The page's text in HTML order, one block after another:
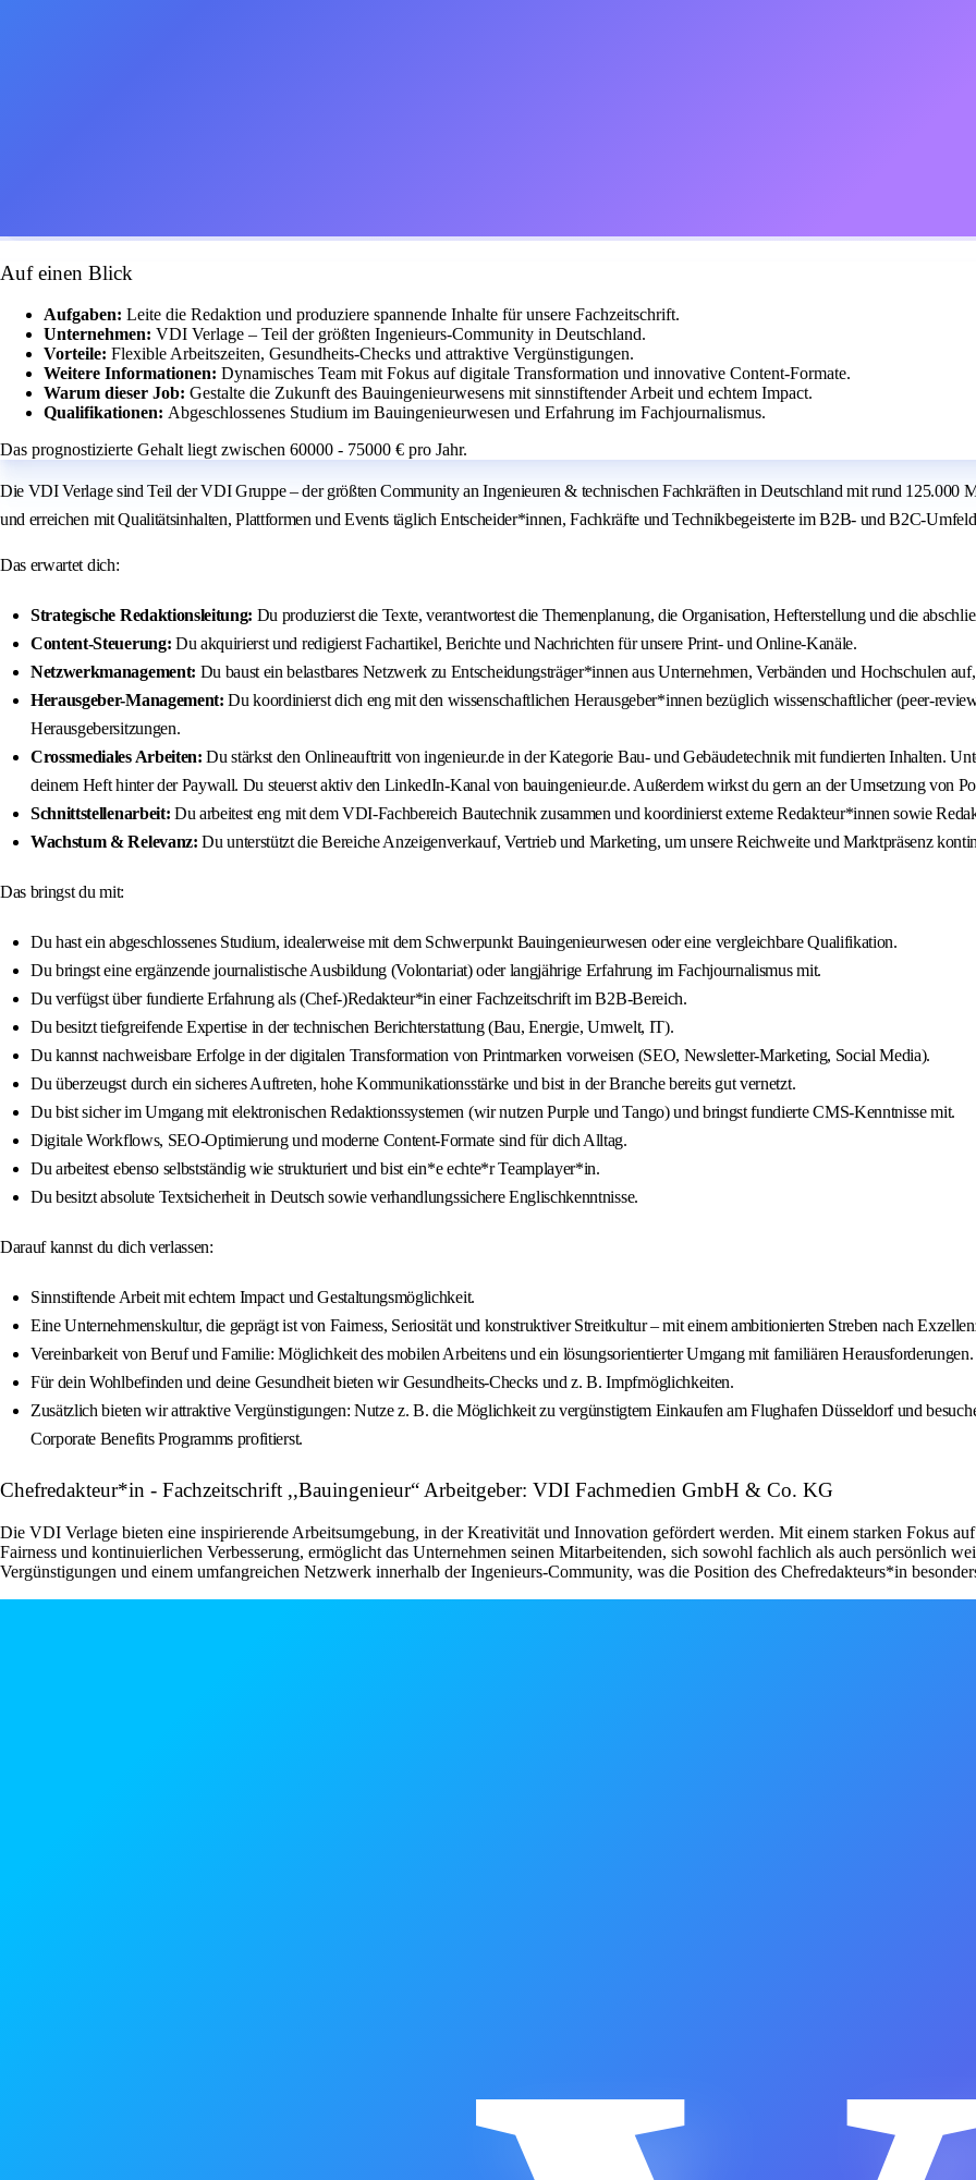
Auf einen Blick
Aufgaben: Leite die Redaktion und produziere spannende Inhalte für unsere Fachzeitschrift.
Unternehmen: VDI Verlage – Teil der größten Ingenieurs-Community in Deutschland.
Vorteile: Flexible Arbeitszeiten, Gesundheits-Checks und attraktive Vergünstigungen.
Weitere Informationen: Dynamisches Team mit Fokus auf digitale Transformation und innovative Content-Formate.
Warum dieser Job: Gestalte die Zukunft des Bauingenieurwesens mit sinnstiftender Arbeit und echtem Impact.
Qualifikationen: Abgeschlossenes Studium im Bauingenieurwesen und Erfahrung im Fachjournalismus.
Das prognostizierte Gehalt liegt zwischen 60000 - 75000 € pro Jahr.
Die VDI Verlage sind Teil der VDI Gruppe – der größten Community an Ingenieuren & technischen Fachkräften in Deutschland mit rund 125.000
und erreichen mit Qualitätsinhalten, Plattformen und Events täglich Entscheider*innen, Fachkräfte und Technikbegeisterte im B2B- und B2C-
Das erwartet dich:
Strategische Redaktionsleitung: Du produzierst die Texte, verantwortest die Themenplanung, die Organisation, Hefterstellung und die
Content-Steuerung: Du akquirierst und redigierst Fachartikel, Berichte und Nachrichten für unsere Print- und Online-Kanäle.
Netzwerkmanagement: Du baust ein belastbares Netzwerk zu Entscheidungsträger*innen aus Unternehmen, Verbänden und Hochschulen
Herausgeber-Management: Du koordinierst dich eng mit den wissenschaftlichen Herausgeber*innen bezüglich wissenschaftlicher (peer-
Herausgebersitzungen.
Crossmediales Arbeiten: Du stärkst den Onlineauftritt von ingenieur.de in der Kategorie Bau- und Gebäudetechnik mit fundierten Inhalten.
deinem Heft hinter der Paywall. Du steuerst aktiv den LinkedIn-Kanal von bauingenieur.de. Außerdem wirkst du gern an der Umsetzung von
Schnittstellenarbeit: Du arbeitest eng mit dem VDI-Fachbereich Bautechnik zusammen und koordinierst externe Redakteur*innen sowie
Wachstum & Relevanz: Du unterstützt die Bereiche Anzeigenverkauf, Vertrieb und Marketing, um unsere Reichweite und Marktpräsenz
Das bringst du mit:
Du hast ein abgeschlossenes Studium, idealerweise mit dem Schwerpunkt Bauingenieurwesen oder eine vergleichbare Qualifikation.
Du bringst eine ergänzende journalistische Ausbildung (Volontariat) oder langjährige Erfahrung im Fachjournalismus mit.
Du verfügst über fundierte Erfahrung als (Chef-)Redakteur*in einer Fachzeitschrift im B2B-Bereich.
Du besitzt tiefgreifende Expertise in der technischen Berichterstattung (Bau, Energie, Umwelt, IT).
Du kannst nachweisbare Erfolge in der digitalen Transformation von Printmarken vorweisen (SEO, Newsletter-Marketing, Social Media).
Du überzeugst durch ein sicheres Auftreten, hohe Kommunikationsstärke und bist in der Branche bereits gut vernetzt.
Du bist sicher im Umgang mit elektronischen Redaktionssystemen (wir nutzen Purple und Tango) und bringst fundierte CMS-Kenntnisse mit.
Digitale Workflows, SEO-Optimierung und moderne Content-Formate sind für dich Alltag.
Du arbeitest ebenso selbstständig wie strukturiert und bist ein*e echte*r Teamplayer*in.
Du besitzt absolute Textsicherheit in Deutsch sowie verhandlungssichere Englischkenntnisse.
Darauf kannst du dich verlassen:
Sinnstiftende Arbeit mit echtem Impact und Gestaltungsmöglichkeit.
Eine Unternehmenskultur, die geprägt ist von Fairness, Seriosität und konstruktiver Streitkultur – mit einem ambitionierten Streben nach
Vereinbarkeit von Beruf und Familie: Möglichkeit des mobilen Arbeitens und ein lösungsorientierter Umgang mit familiären Herausforderungen.
Für dein Wohlbefinden und deine Gesundheit bieten wir Gesundheits-Checks und z. B. Impfmöglichkeiten.
Zusätzlich bieten wir attraktive Vergünstigungen: Nutze z. B. die Möglichkeit zu vergünstigtem Einkaufen am Flughafen Düsseldorf und
Corporate Benefits Programms profitierst.
Chefredakteur*in - Fachzeitschrift ,,Bauingenieur“ Arbeitgeber: VDI Fachmedien GmbH & Co. KG
Die VDI Verlage bieten eine inspirierende Arbeitsumgebung, in der Kreativität und Innovation gefördert werden. Mit einem starken Fokus
Fairness und kontinuierlichen Verbesserung, ermöglicht das Unternehmen seinen Mitarbeitenden, sich sowohl fachlich als auch persönlich
Vergünstigungen und einem umfangreichen Netzwerk innerhalb der Ingenieurs-Community, was die Position des Chefredakteurs*in